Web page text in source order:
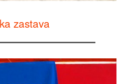
zastava